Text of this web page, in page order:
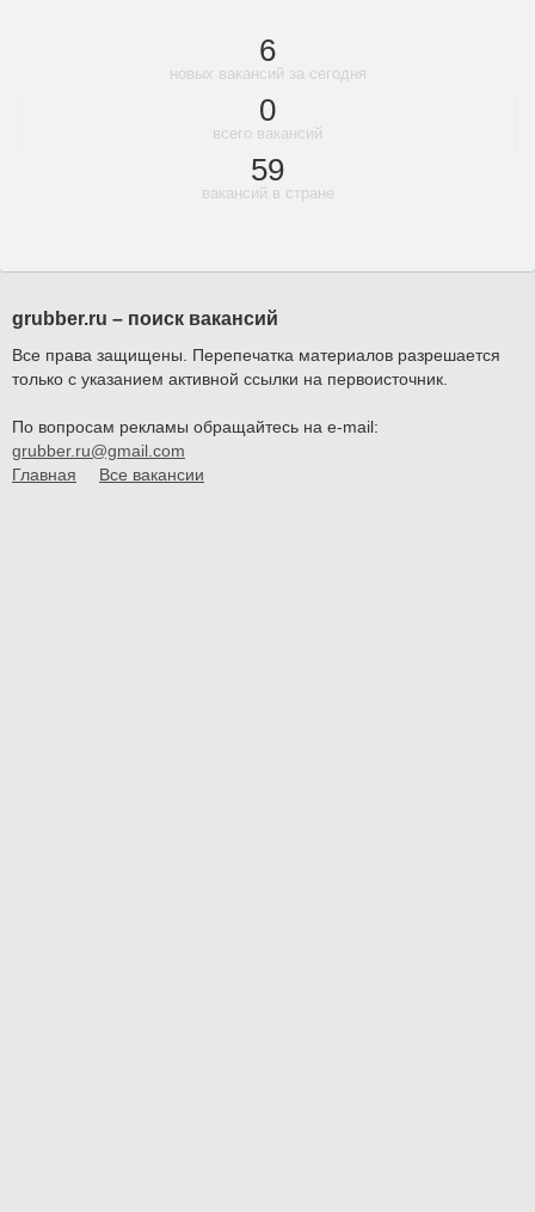
6
новых вакансий за сегодня
0
всего вакансий
59
вакансий в стране
grubber.ru – поиск вакансий
Все права защищены. Перепечатка материалов разрешается
только с указанием активной ссылки на первоисточник.
По вопросам рекламы обращайтесь на e-mail:
grubber.ru@gmail.com
Главная
Все вакансии